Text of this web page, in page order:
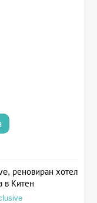
реновиран хотел
в Китен